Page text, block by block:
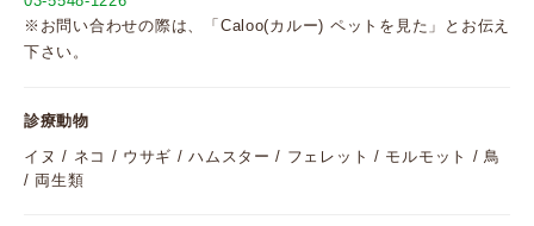
※お問い合わせの際は、「Caloo(カルー) ペットを見た」とお伝え
下さい。
診療動物
イヌ / ネコ / ウサギ / ハムスター / フェレット / モルモット / 鳥
/ 両生類